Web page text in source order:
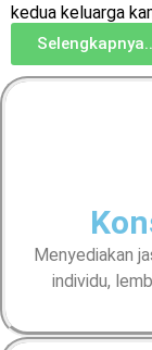
kedua keluarga
Menyediakan
individu,